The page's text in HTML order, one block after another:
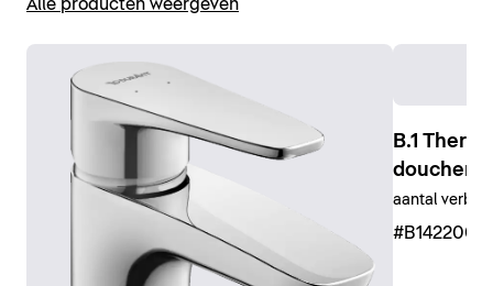
Alle producten weergeven
B.1
aantal